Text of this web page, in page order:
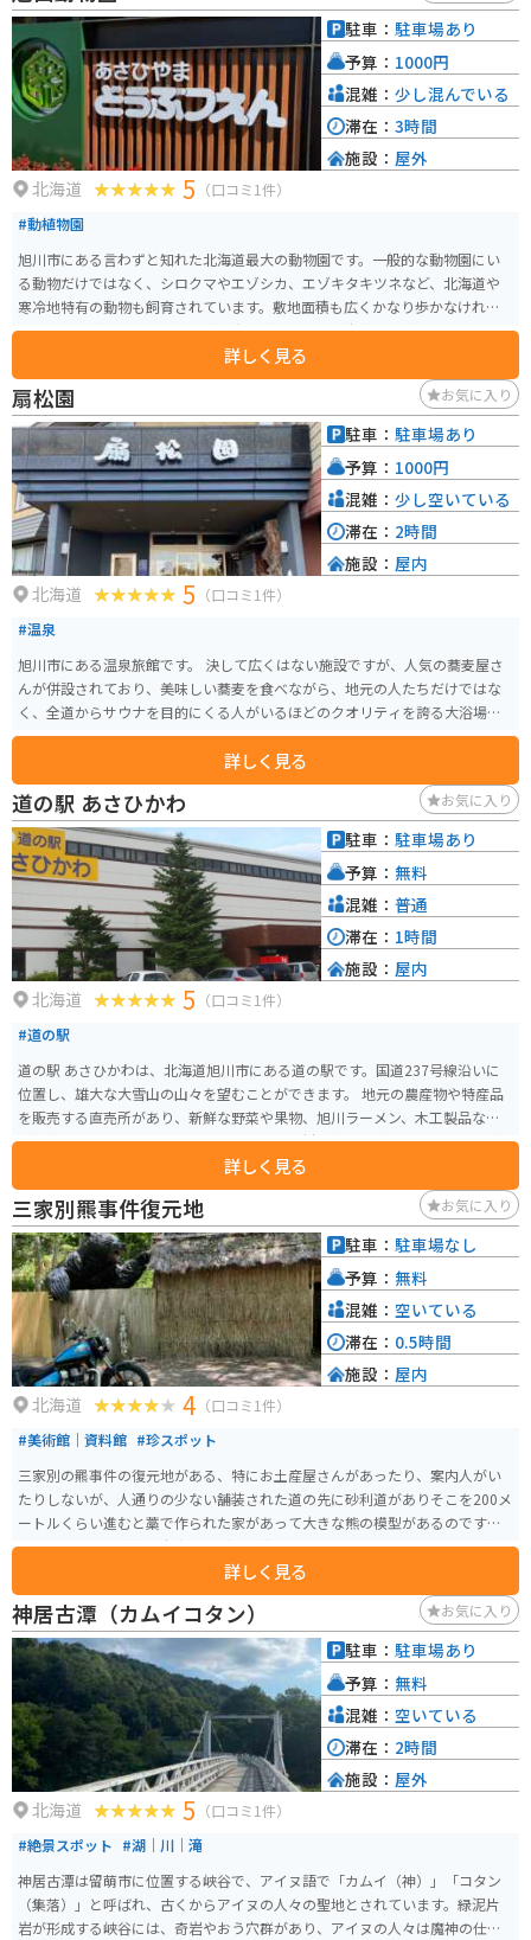
北海道 5 （口コミ1件）
#動植物園
旭川市にある言わずと知れた北海道最大の動物園です。一般的な動物園にい
る動物だけではなく、シロクマやエゾシカ、エゾキタキツネなど、北海道や
寒冷地特有の動物も飼育されています。敷地面積も広くかなり歩かなければ
いけませんが、退屈しないほどの動物がいるので、老若男女楽しめるスポッ
詳しく見る
駐車： 駐車場あり
予算： 1000円
混雑： 少し混んでいる
滞在： 3時間
施設： 屋外
扇松園 お気に入り
北海道 5 （口コミ1件）
#温泉
旭川市にある温泉旅館です。 決して広くはない施設ですが、人気の蕎麦屋さ
んが併設されており、美味しい蕎麦を食べながら、地元の人たちだけではな
く、全道からサウナを目的にくる人がいるほどのクオリティを誇る大浴場で
疲れをとってリフレッシュすることができます。 リラックスできるスペース
もあるので、日帰りでも宿泊でも楽しめます。
詳しく見る
駐車： 駐車場あり
予算： 1000円
混雑： 少し空いている
滞在： 2時間
施設： 屋内
道の駅 あさひかわ お気に入り
北海道 5 （口コミ1件）
#道の駅
道の駅 あさひかわは、北海道旭川市にある道の駅です。国道237号線沿いに
位置し、雄大な大雪山の山々を望むことができます。 地元の農産物や特産品
を販売する直売所があり、新鮮な野菜や果物、旭川ラーメン、木工製品など
が人気です。また、レストランでは、地元食材を使った料理やスイーツを楽
も最適です。周辺には、旭山動物園や旭川ラーメン村など、観光スポットも充
実しているので、旭川観光の拠点としてもおすすめです。 特に、夏はツーリ
ングを楽しむライダーが多く訪れます。道の駅 あさひかわは、地元の情報収
集の場としても活用できるので、ぜひ立ち寄ってみてください。
詳しく見る
駐車： 駐車場あり
予算： 無料
混雑： 普通
滞在： 1時間
施設： 屋内
三家別羆事件復元地 お気に入り
北海道 4 （口コミ1件）
#美術館｜資料館 #珍スポット
三家別の羆事件の復元地がある、特にお土産屋さんがあったり、案内人がい
たりしないが、人通りの少ない舗装された道の先に砂利道がありそこを200メ
ートルくらい進むと藁で作られた家があって大きな熊の模型があるのですぐ
にわかる。行く道中、本当にヒグマが出るのではないかとドキドキしながら
行くので夜や朝方は行かない方がいい。藁の家の中には資料やスタンプメッ
セージを綴るノートが置いてあります。
詳しく見る
駐車： 駐車場なし
予算： 無料
混雑： 空いている
滞在： 0.5時間
施設： 屋内
神居古潭（カムイコタン） お気に入り
北海道 5 （口コミ1件）
#絶景スポット #湖｜川｜滝
神居古潭は留萌市に位置する峡谷で、アイヌ語で「カムイ（神）」「コタン
（集落）」と呼ばれ、古くからアイヌの人々の聖地とされています。緑泥片
岩が形成する峡谷には、奇岩やおう穴群があり、アイヌの人々は魔神の仕業
駐車： 駐車場あり
予算： 無料
混雑： 空いている
滞在： 2時間
施設： 屋外